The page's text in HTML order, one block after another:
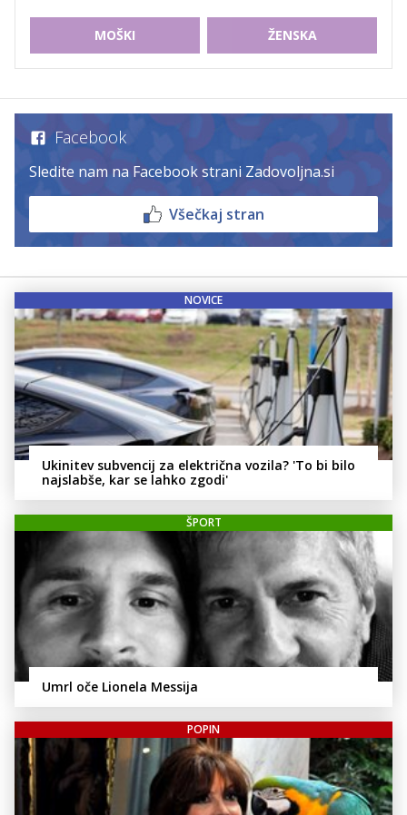
MOŠKI ŽENSKA
Facebook
Sledite nam na Facebook strani Zadovoljna.si
Všečkaj stran
NOVICE
Ukinitev subvencij za električna vozila? 'To bi bilo
najslabše, kar se lahko zgodi'
ŠPORT
Umrl oče Lionela Messija
POPIN